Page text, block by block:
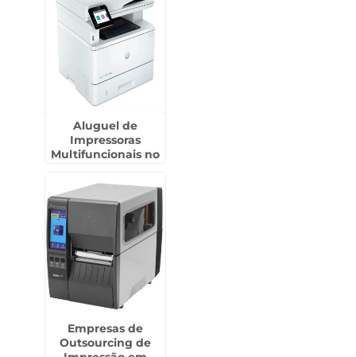
Aluguel de
Impressoras
Multifuncionais no
Empresas de
Outsourcing de